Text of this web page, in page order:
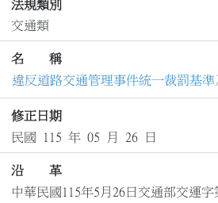
法規類別
交通類
名 稱
違反道路交通管理事件統一裁罰基
修正日期
民國 115 年 05 月 26 日
沿 革
中華民國115年5月26日交通部交運字